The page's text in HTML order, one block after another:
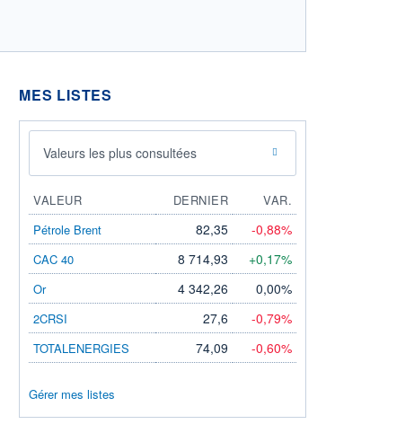
MES LISTES
Valeurs les plus consultées
VALEUR DERNIER
VAR.
Pétrole Brent
82,35 -0,88%
CAC 40 8 714,93 +0,17%
Or 4 342,26 0,00%
2CRSI 27,6 -0,79%
TOTALENERGIES 74,09 -0,60%
Gérer mes listes